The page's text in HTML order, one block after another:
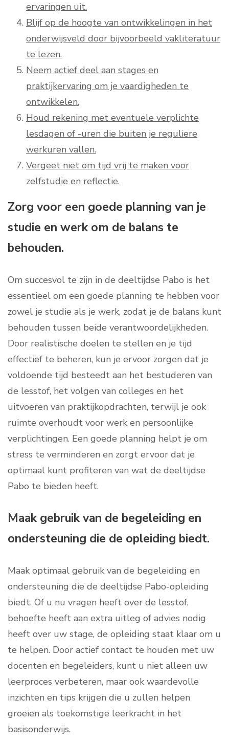
ervaringen uit.
Blijf op de hoogte van ontwikkelingen in het
onderwijsveld door bijvoorbeeld vakliteratuur
te lezen.
Neem actief deel aan stages en
praktijkervaring om je vaardigheden te
ontwikkelen.
Houd rekening met eventuele verplichte
lesdagen of -uren die buiten je reguliere
werkuren vallen.
Vergeet niet om tijd vrij te maken voor
zelfstudie en reflectie.
Zorg voor een goede planning van je
studie en werk om de balans te
behouden.
Om succesvol te zijn in de deeltijdse Pabo is het
essentieel om een goede planning te hebben voor
zowel je studie als je werk, zodat je de balans kunt
behouden tussen beide verantwoordelijkheden.
Door realistische doelen te stellen en je tijd
effectief te beheren, kun je ervoor zorgen dat je
voldoende tijd besteedt aan het bestuderen van
de lesstof, het volgen van colleges en het
uitvoeren van praktijkopdrachten, terwijl je ook
ruimte overhoudt voor werk en persoonlijke
verplichtingen. Een goede planning helpt je om
stress te verminderen en zorgt ervoor dat je
optimaal kunt profiteren van wat de deeltijdse
Pabo te bieden heeft.
Maak gebruik van de begeleiding en
ondersteuning die de opleiding biedt.
Maak optimaal gebruik van de begeleiding en
ondersteuning die de deeltijdse Pabo-opleiding
biedt. Of u nu vragen heeft over de lesstof,
behoefte heeft aan extra uitleg of advies nodig
heeft over uw stage, de opleiding staat klaar om u
te helpen. Door actief contact te houden met uw
docenten en begeleiders, kunt u niet alleen uw
leerproces verbeteren, maar ook waardevolle
inzichten en tips krijgen die u zullen helpen
groeien als toekomstige leerkracht in het
basisonderwijs.